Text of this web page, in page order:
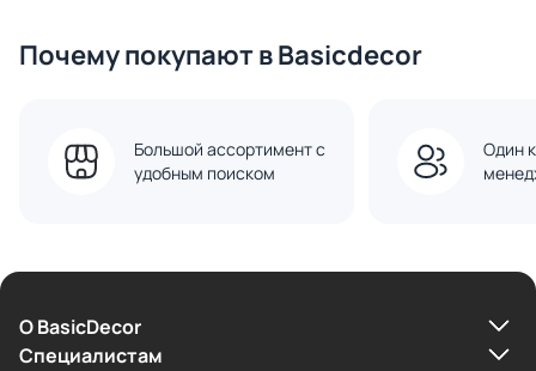
Почему покупают в Basicdecor
Большой ассортимент с
удобным поиском
Один
О BasicDecor
Cпециалистам